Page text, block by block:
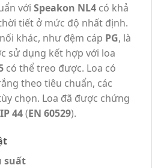
với Speakon NL4 có khả
tiết ở mức độ nhất định.
khác, như đệm cáp PG, là
sử dụng kết hợp với loa
có thể treo được. Loa có
theo tiêu chuẩn, các
chọn. Loa đã được chứng
IP 44(EN 60529).
suất